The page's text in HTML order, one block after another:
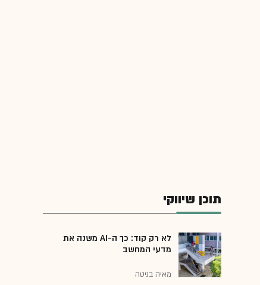
תוכן שיווקי
לא רק קוד: כך ה-AI משנה את
מדעי המחשב
מאיה בניטה